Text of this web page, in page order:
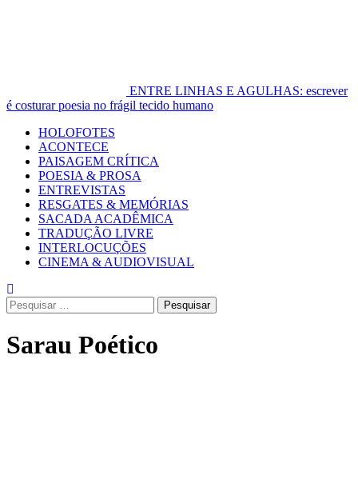
ENTRE LINHAS E AGULHAS: escrever
é costurar poesia no frágil tecido humano
Primary
Menu
HOLOFOTES
ACONTECE
PAISAGEM CRÍTICA
POESIA & PROSA
ENTREVISTAS
RESGATES & MEMÓRIAS
SACADA ACADÊMICA
TRADUÇÃO LIVRE
INTERLOCUÇÕES
CINEMA & AUDIOVISUAL
Pesquisar
por:
Sarau Poético